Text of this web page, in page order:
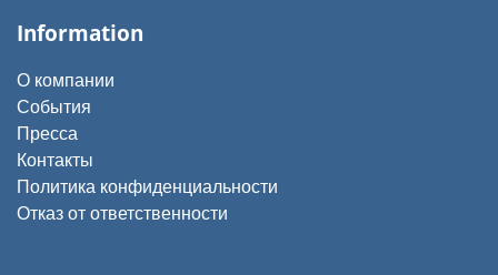
Information
О компании
События
Пресса
Контакты
Политика конфиденциальности
Отказ от ответственности